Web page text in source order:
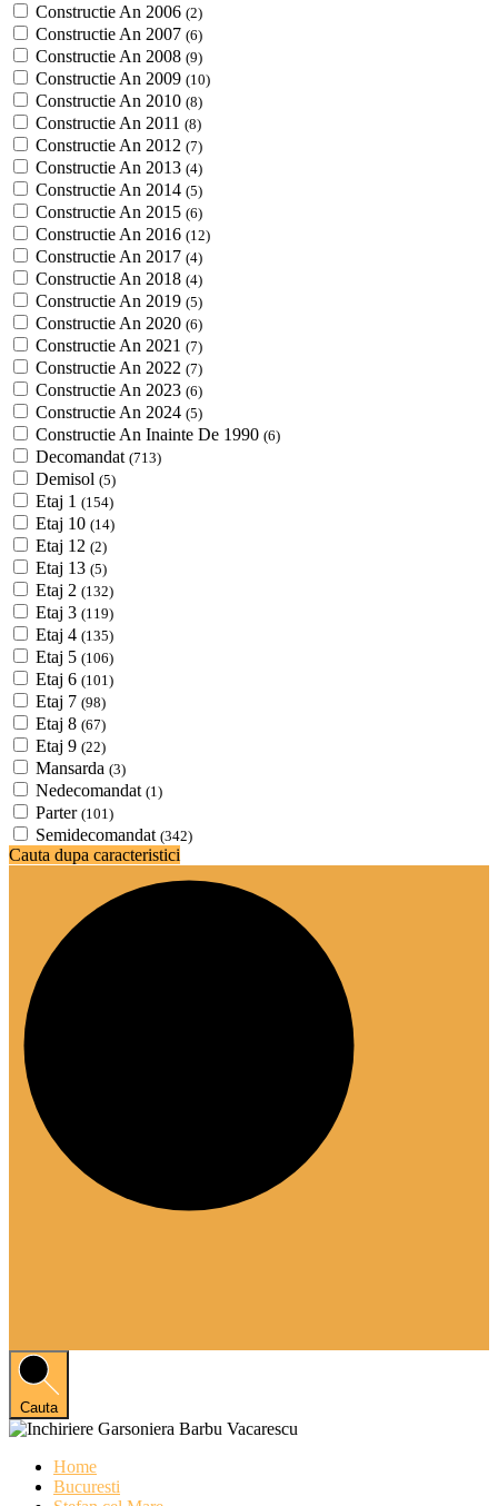
Constructie An 2006 (2)
Constructie An 2007 (6)
Constructie An 2008 (9)
Constructie An 2009 (10)
Constructie An 2010 (8)
Constructie An 2011 (8)
Constructie An 2012 (7)
Constructie An 2013 (4)
Constructie An 2014 (5)
Constructie An 2015 (6)
Constructie An 2016 (12)
Constructie An 2017 (4)
Constructie An 2018 (4)
Constructie An 2019 (5)
Constructie An 2020 (6)
Constructie An 2021 (7)
Constructie An 2022 (7)
Constructie An 2023 (6)
Constructie An 2024 (5)
Constructie An Inainte De 1990 (6)
Decomandat (713)
Demisol (5)
Etaj 1 (154)
Etaj 10 (14)
Etaj 12 (2)
Etaj 13 (5)
Etaj 2 (132)
Etaj 3 (119)
Etaj 4 (135)
Etaj 5 (106)
Etaj 6 (101)
Etaj 7 (98)
Etaj 8 (67)
Etaj 9 (22)
Mansarda (3)
Nedecomandat (1)
Parter (101)
Semidecomandat (342)
Cauta dupa caracteristici
Cauta
Home
Bucuresti